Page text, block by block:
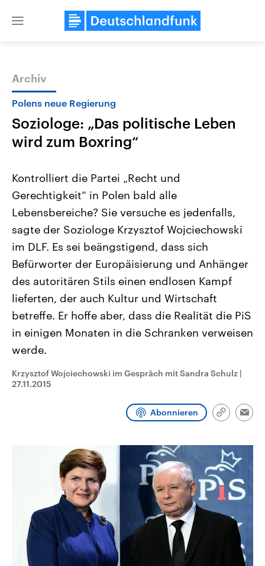
Close
Themen
Landtagswahl Sachsen-Anhalt
2026
Alle Informationen
Sachsen-Anhalt wählt am 6.
September 2026 einen neuen
Landtag. Seit 2021 wird das
Bundesland von einer Koalition aus
Umfragen, Prognosen,
Wahlprogramme, aktuelle Berichte
und Hintergründe zu den Parteien
und Kandidaten der anstehenden
Wahl.
Aktuelle Beiträge,
Hintergründe
Wirtschaftlich und
gehören die Vereinigten
den mächtigsten Ländern
mit großem Einfluss auf
aktuelle Weltgeschehen.
Sendungen Programm Podcasts
Audio-Archiv
Archiv
Polens neue Regierung
Soziologe: „Das politische Leben
wird zum Boxring“
Kontrolliert die Partei „Recht und
Gerechtigkeit“ in Polen bald alle
Lebensbereiche? Sie versuche es jedenfalls,
sagte der Soziologe Krzysztof Wojciechowski
im DLF. Es sei beängstigend, dass sich
Befürworter der Europäisierung und Anhänger
des autoritären Stils einen endlosen Kampf
lieferten, der auch Kultur und Wirtschaft
betreffe. Er hoffe aber, dass die Realität die PiS
in einigen Monaten in die Schranken verweisen
werde.
Krzysztof Wojciechowski im Gespräch mit Sandra Schulz |
27.11.2015
Abonnieren
Link